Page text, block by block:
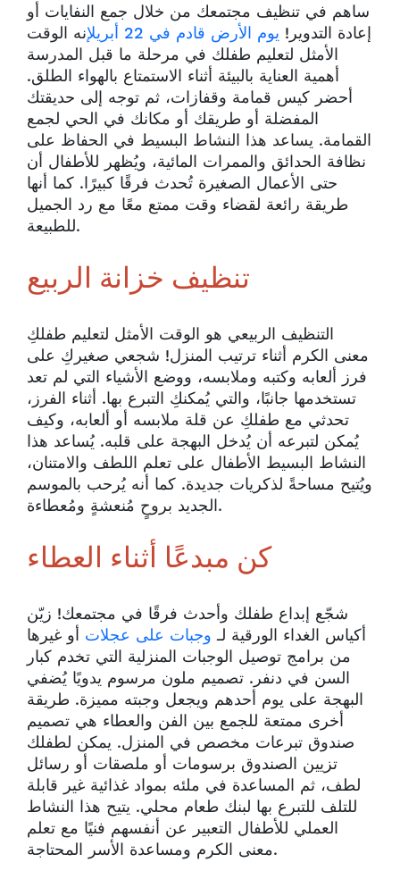
ساهم في تنظيف مجتمعك من خلال جمع النفايات أو
إعادة التدوير! يوم الأرض قادم في 22 أبريل
إنه الوقت
الأمثل لتعليم طفلك في مرحلة ما قبل المدرسة
أهمية العناية بالبيئة أثناء الاستمتاع بالهواء الطلق.
أحضر كيس قمامة وقفازات، ثم توجه إلى حديقتك
المفضلة أو طريقك أو مكانك في الحي لجمع
القمامة. يساعد هذا النشاط البسيط في الحفاظ على
نظافة الحدائق والممرات المائية، ويُظهر للأطفال أن
حتى الأعمال الصغيرة تُحدث فرقًا كبيرًا. كما أنها
طريقة رائعة لقضاء وقت ممتع معًا مع رد الجميل
للطبيعة.
تنظيف خزانة الربيع
التنظيف الربيعي هو الوقت الأمثل لتعليم طفلكِ
معنى الكرم أثناء ترتيب المنزل! شجعي صغيركِ على
فرز ألعابه وكتبه وملابسه، ووضع الأشياء التي لم تعد
تستخدمها جانبًا، والتي يُمكنكِ التبرع بها. أثناء الفرز،
تحدثي مع طفلكِ عن قلة ملابسه أو ألعابه، وكيف
يُمكن لتبرعه أن يُدخل البهجة على قلبه. يُساعد هذا
النشاط البسيط الأطفال على تعلم اللطف والامتنان،
ويُتيح مساحةً لذكريات جديدة. كما أنه يُرحب بالموسم
الجديد بروحٍ مُنعشةٍ ومُعطاءة.
كن مبدعًا أثناء العطاء
شجّع إبداع طفلك وأحدث فرقًا في مجتمعك! زيّن
أكياس الغداء الورقية لـوجبات على عجلات أو غيرها
من برامج توصيل الوجبات المنزلية التي تخدم كبار
السن في دنفر. تصميم ملون مرسوم يدويًا يُضفي
البهجة على يوم أحدهم ويجعل وجبته مميزة. طريقة
أخرى ممتعة للجمع بين الفن والعطاء هي تصميم
صندوق تبرعات مخصص في المنزل. يمكن لطفلك
تزيين الصندوق برسومات أو ملصقات أو رسائل
لطف، ثم المساعدة في ملئه بمواد غذائية غير قابلة
للتلف للتبرع بها لبنك طعام محلي. يتيح هذا النشاط
العملي للأطفال التعبير عن أنفسهم فنيًا مع تعلم
معنى الكرم ومساعدة الأسر المحتاجة.